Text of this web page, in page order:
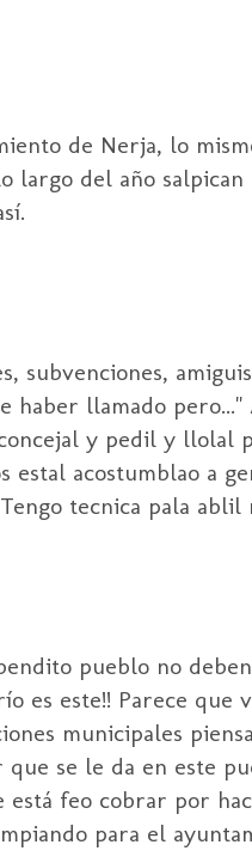
de Nerja, lo
largo del año
subvenciones,
haber llamado
y pedil y llolal
estal acostumblao a
tecnica pala ablil
pueblo no
es este!! Parece
municipales
se le da en este
está feo cobrar por
para el